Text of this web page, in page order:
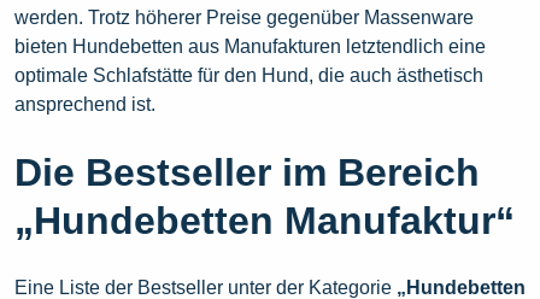
werden. Trotz höherer Preise gegenüber Massenware
bieten Hundebetten aus Manufakturen letztendlich eine
optimale Schlafstätte für den Hund, die auch ästhetisch
ansprechend ist.
Die Bestseller im Bereich
„Hundebetten Manufaktur“
Eine Liste der Bestseller unter der Kategorie „Hundebetten